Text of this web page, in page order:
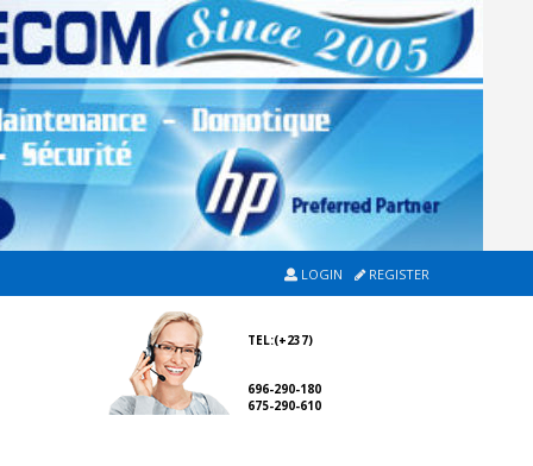
LOGIN REGISTER
TEL:(+237)
696-290-180
675-290-610